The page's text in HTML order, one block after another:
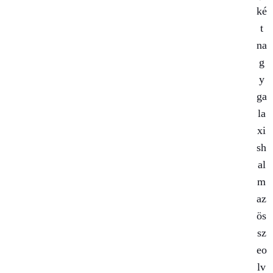
ké
t
na
g
y
ga
la
xi
sh
al
m
az
ös
sz
eo
lv